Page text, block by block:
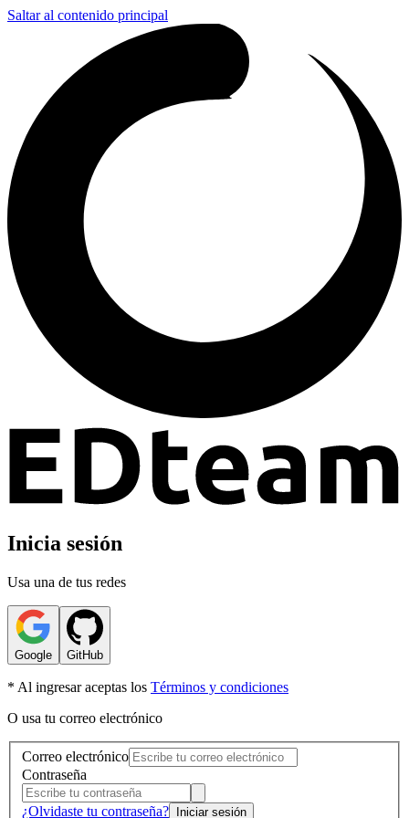
Saltar al contenido principal
Inicia sesión
Usa una de tus redes
Google GitHub
* Al ingresar aceptas los Términos y condiciones
O usa tu correo electrónico
Correo electrónico
Contraseña
¿Olvidaste tu contraseña? Iniciar sesión